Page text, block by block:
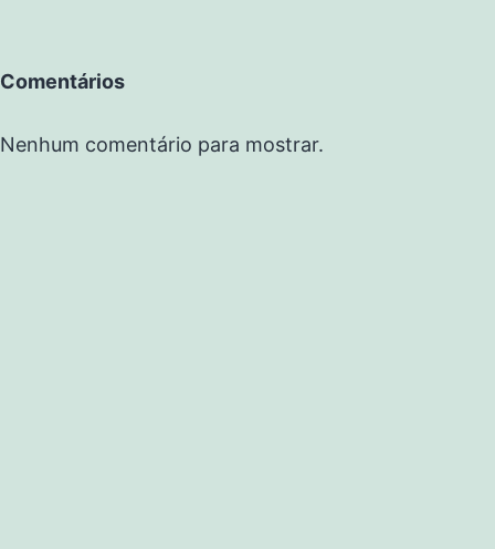
Comentários
Nenhum comentário para mostrar.